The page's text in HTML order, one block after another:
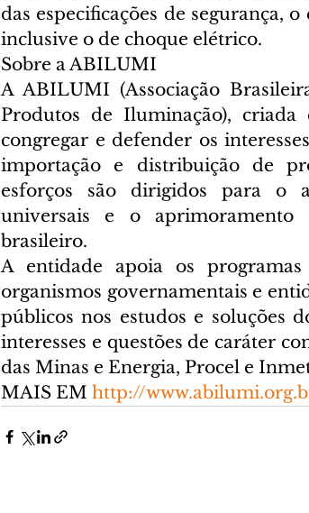
das especificações de segurança,
inclusive o de choque elétrico.
Sobre a ABILUMI
A ABILUMI (Associação
Produtos de Iluminação),
congregar e defender os
importação e distribuição de
esforços são dirigidos para o
universais e o aprimoramento
brasileiro.
A entidade apoia os
organismos governamentais e
públicos nos estudos e soluções
interesses e questões de caráter
das Minas e Energia, Procel e
MAIS EM http://